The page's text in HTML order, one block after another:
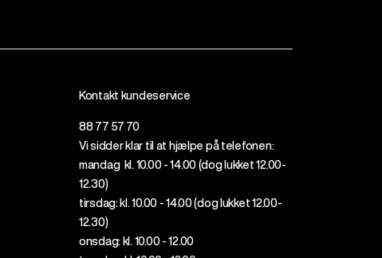
Kontakt kundeservice
88 77 57 70
Vi sidder klar til at hjælpe på telefonen:
mandag kl. 10.00 - 14.00 (dog lukket 12.00-
12.30)
tirsdag: kl. 10.00 - 14.00 (dog lukket 12.00-
12.30)
onsdag: kl. 10.00 - 12.00